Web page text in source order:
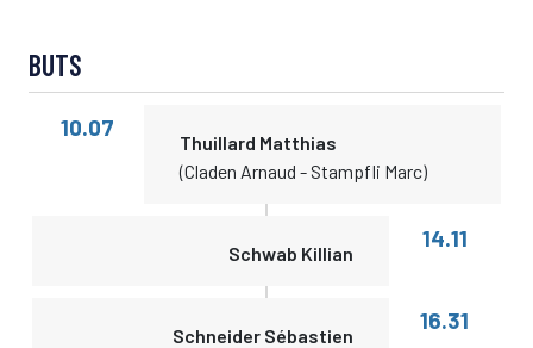
BUTS
10.07
Thuillard Matthias
(Claden Arnaud - Stampfli Marc)
Schwab Killian
14.11
Schneider Sébastien
16.31